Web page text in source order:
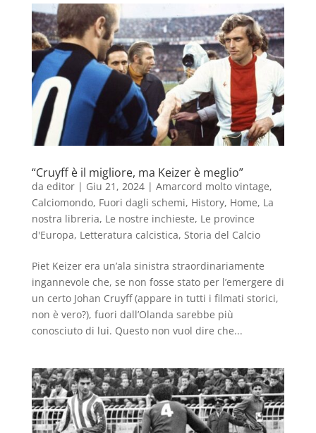
“Cruyff è il migliore, ma Keizer è meglio”
da editor| Giu 21, 2024| Amarcord molto vintage,
Calciomondo, Fuori dagli schemi, History, Home, La
nostra libreria, Le nostre inchieste, Le province
d'Europa, Letteratura calcistica, Storia del Calcio
Piet Keizer era un’ala sinistra straordinariamente
ingannevole che, se non fosse stato per l’emergere di
un certo Johan Cruyff (appare in tutti i filmati storici,
non è vero?), fuori dall’Olanda sarebbe più
conosciuto di lui. Questo non vuol dire che...